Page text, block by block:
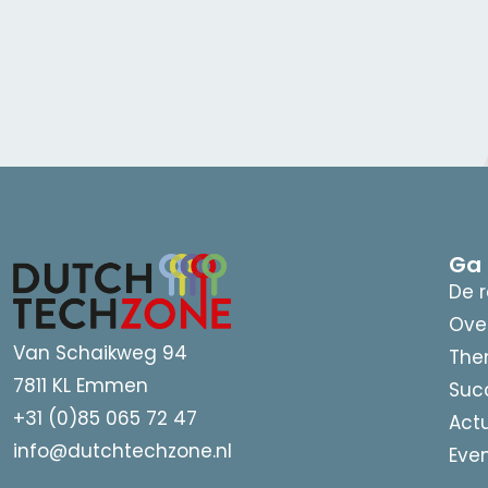
Van Schaikweg 94
7811 KL Emmen
+31 (0)85 065 72 47
info@dutchtechzone.nl
De